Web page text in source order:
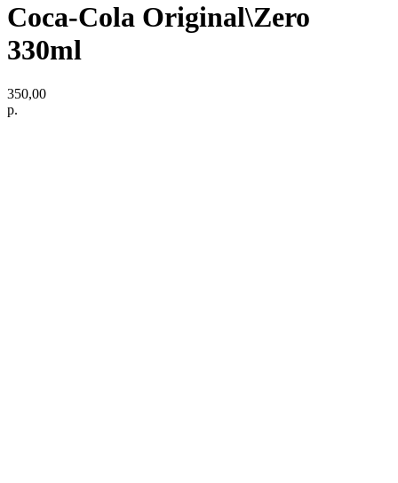
Coca-Cola Original\Zero
330ml
350,00
р.